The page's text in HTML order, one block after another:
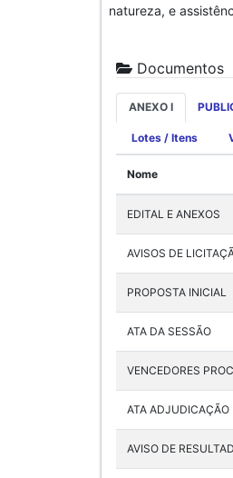
natureza, e
Documentos
ANEXO I
Lotes / Itens
Nome
EDITAL E ANEXOS
AVISOS DE
PROPOSTA INICIAL
ATA DA SESSÃO
VENCEDORES
ATA ADJUDICAÇÃO
AVISO DE